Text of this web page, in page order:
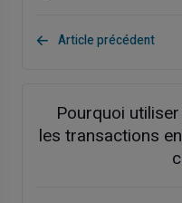
Article précédent
Pourquoi
les transactions